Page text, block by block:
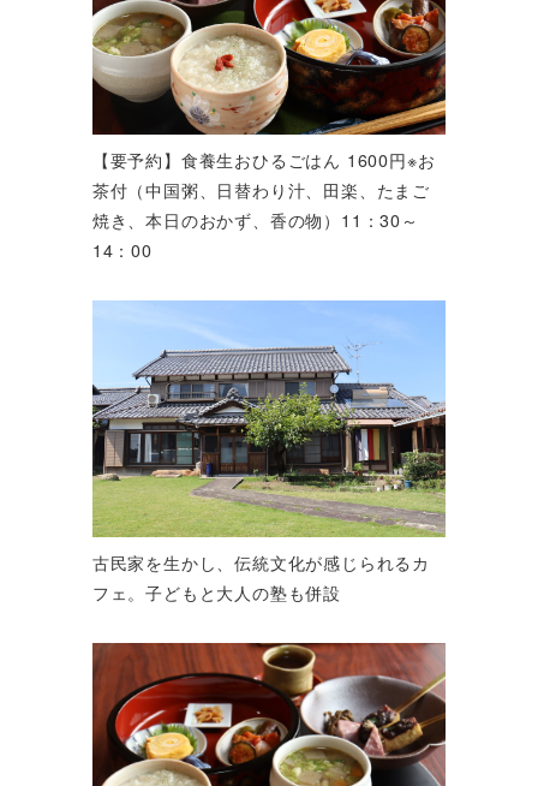
【要予約】食養生おひるごはん 1600円※お
茶付（中国粥、日替わり汁、田楽、たまご
焼き、本日のおかず、香の物）11：30～
14：00
古民家を生かし、伝統文化が感じられるカ
フェ。子どもと大人の塾も併設